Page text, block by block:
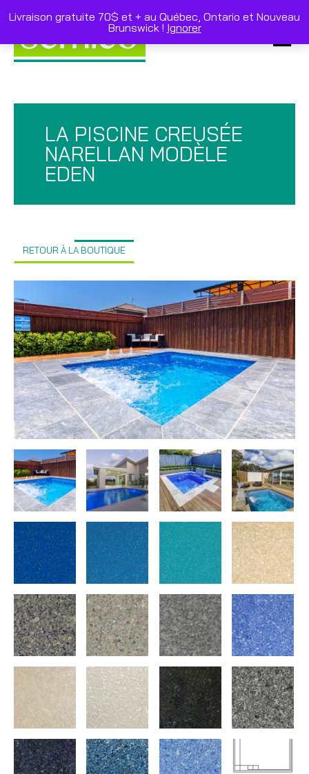
to
LA PISCINE CREUSÉE
NARELLAN MODÈLE
EDEN
RETOUR À LA BOUTIQUE
Livraison gratuite 70$ et + au Québec, Ontario et Nouveau
Brunswick ! Ignorer